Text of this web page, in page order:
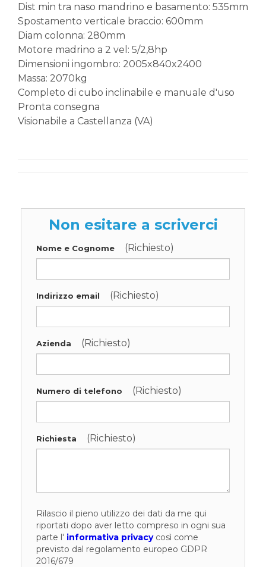
Dist min tra naso mandrino e basamento: 535mm
Spostamento verticale braccio: 600mm
Diam colonna: 280mm
Motore madrino a 2 vel: 5/2,8hp
Dimensioni ingombro: 2005x840x2400
Massa: 2070kg
Completo di cubo inclinabile e manuale d'uso
Pronta consegna
Visionabile a Castellanza (VA)
Non esitare a scriverci
Nome e Cognome (Richiesto)
Indirizzo email (Richiesto)
Azienda (Richiesto)
Numero di telefono (Richiesto)
Richiesta (Richiesto)
Rilascio il pieno utilizzo dei dati da me qui
riportati dopo aver letto compreso in ogni sua
parte l' informativa privacycosì come
previsto dal regolamento europeo GDPR
2016/679